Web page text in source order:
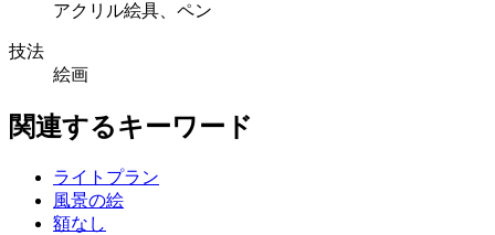
アクリル絵具、ペン
技法
絵画
関連するキーワード
ライトプラン
風景の絵
額なし